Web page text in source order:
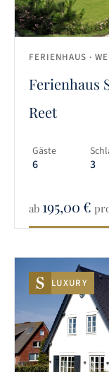
FERIENHAUS ·
Ferienhaus
Reet
Gäste
6 3
ab 195,00€
LUXURY